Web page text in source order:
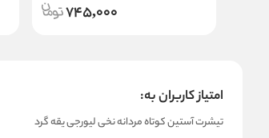
745,000
امتیاز کاربران به:
تیشرت آستین کوتاه مردانه نخی لیورجی یقه گرد